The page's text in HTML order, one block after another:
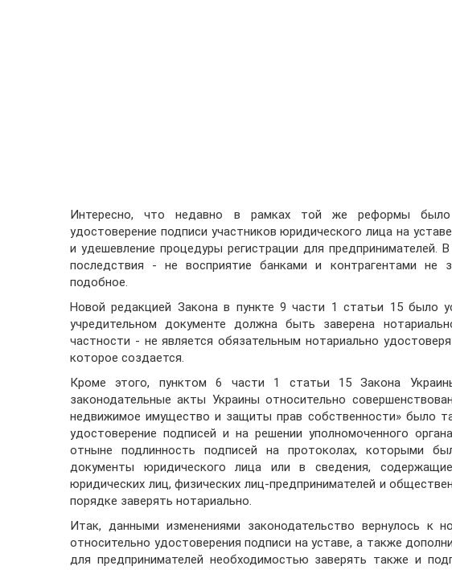
Интересно, что недавно в рамках той же реформы было
удостоверение подписи участников юридического лица на
и удешевление процедуры регистрации для
последствия - не восприятие банками и контрагентами не
подобное.
Новой редакцией Закона в пункте 9 части 1 статьи 15 было
учредительном документе должна быть заверена
частности - не является обязательным нотариально
которое создается.
Кроме этого, пунктом 6 части 1 статьи 15 Закона
законодательные акты Украины относительно
недвижимое имущество и защиты прав собственности» было
удостоверение подписей и на решении уполномоченного
отныне подлинность подписей на протоколах, которыми
документы юридического лица или в сведения,
юридических лиц, физических лиц-предпринимателей и
порядке заверять нотариально.
Итак, данными изменениями законодательство вернулось к
относительно удостоверения подписи на уставе, а также
для предпринимателей необходимостью заверять также и